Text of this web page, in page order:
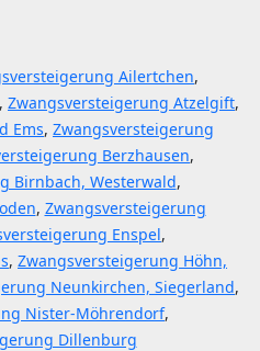
Ailertchen,
, Zwangsversteigerung Atzelgift,
Ems, Zwangsversteigerung
Berzhausen,
Birnbach, Westerwald,
, Zwangsversteigerung
Enspel,
, Zwangsversteigerung Höhn,
Neunkirchen, Siegerland,
Nister-Möhrendorf,
Dillenburg